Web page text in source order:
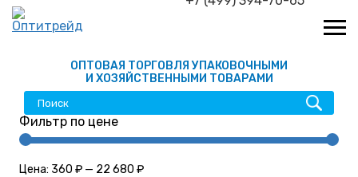
ОПТОВАЯ ТОРГОВЛЯ УПАКОВОЧНЫМИ
И ХОЗЯЙСТВЕННЫМИ ТОВАРАМИ
Фильтр по цене
Цена: 360 ₽ — 22 680 ₽